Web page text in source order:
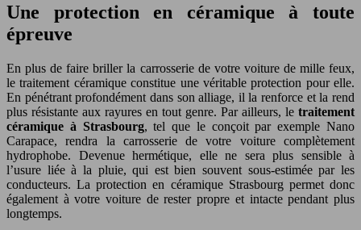
Une protection en céramique à toute
épreuve
En plus de faire briller la carrosserie de votre voiture de mille feux,
le traitement céramique constitue une véritable protection pour elle.
En pénétrant profondément dans son alliage, il la renforce et la rend
plus résistante aux rayures en tout genre. Par ailleurs, le traitement
céramique à Strasbourg, tel que le conçoit par exemple Nano
Carapace, rendra la carrosserie de votre voiture complètement
hydrophobe. Devenue hermétique, elle ne sera plus sensible à
l’usure liée à la pluie, qui est bien souvent sous-estimée par les
conducteurs. La protection en céramique Strasbourg permet donc
également à votre voiture de rester propre et intacte pendant plus
longtemps.